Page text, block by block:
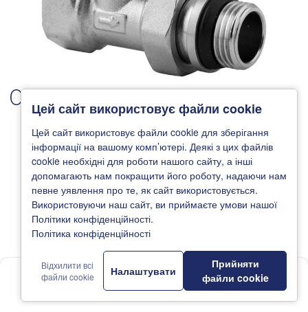
Цей сайт використовує файли cookie
Цей сайт використовує файли cookie для зберігання
інформації на вашому комп’ютері. Деякі з цих файлів
cookie необхідні для роботи нашого сайту, а інші
допомагають нам покращити його роботу, надаючи нам
певне уявлення про те, як сайт використовується.
Використовуючи наш сайт, ви приймаєте умови нашої
Політики конфіденційності.
Політика конфіденційності
Відхилити всі
файли cookie
Налаштувати
Прийняти
файли cookie
01
1